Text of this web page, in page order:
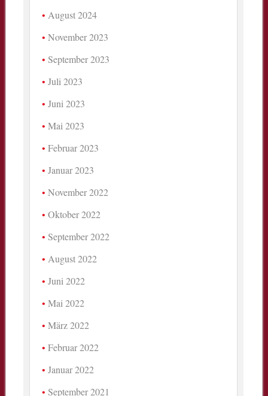
August 2024
November 2023
September 2023
Juli 2023
Juni 2023
Mai 2023
Februar 2023
Januar 2023
November 2022
Oktober 2022
September 2022
August 2022
Juni 2022
Mai 2022
März 2022
Februar 2022
Januar 2022
September 2021